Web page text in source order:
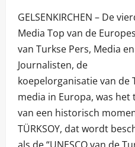
GELSENKIRCHEN – De
Media Top van de
van Turkse Pers, Media en
Journalisten, de
koepelorganisatie van de
media in Europa, was het
van een historisch
TÜRKSOY, dat wordt